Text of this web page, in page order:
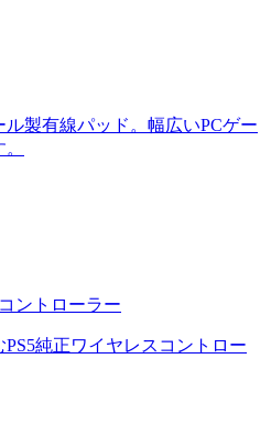
製有線パッド。幅広いPCゲー
ントローラー
純正ワイヤレスコントロー